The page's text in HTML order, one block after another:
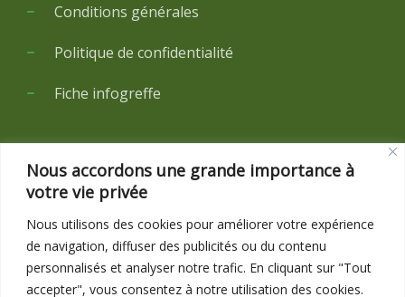
Nous accordons une grande importance à
votre vie privée
Nous utilisons des cookies pour améliorer votre expérience
de navigation, diffuser des publicités ou du contenu
personnalisés et analyser notre trafic. En cliquant sur "Tout
accepter", vous consentez à notre utilisation des cookies.
Conditions générales
Politique de confidentialité
Fiche infogreffe
NOUS SUIVRE
Restez informé de toute notre actualité sur nos
réseaux sociaux